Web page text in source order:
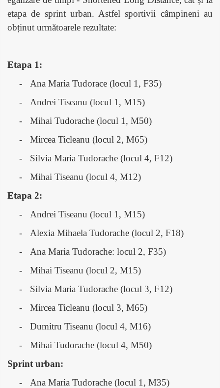
etapa de sprint urban. Astfel sportivii câmpineni au
obținut următoarele rezultate:
Etapa 1:
-
Ana Maria Tudorace (locul 1, F35)
-
Andrei Tiseanu (locul 1, M15)
-
Mihai Tudorache (locul 1, M50)
-
Mircea Ticleanu (locul 2, M65)
-
Silvia Maria Tudorache (locul 4, F12)
-
Mihai Tiseanu (locul 4, M12)
Etapa 2:
-
Andrei Tiseanu (locul 1, M15)
-
Alexia Mihaela Tudorache (locul 2, F18)
-
Ana Maria Tudorache: locul 2, F35)
-
Mihai Tiseanu (locul 2, M15)
-
Silvia Maria Tudorache (locul 3, F12)
-
Mircea Ticleanu (locul 3, M65)
-
Dumitru Tiseanu (locul 4, M16)
-
Mihai Tudorache (locul 4, M50)
Sprint urban:
-
Ana Maria Tudorache (locul 1, M35)